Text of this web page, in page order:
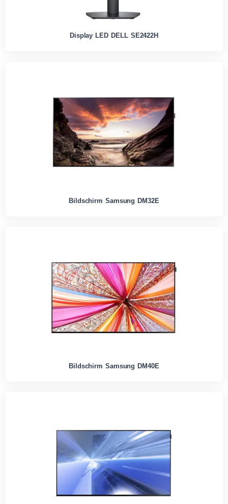
Display LED DELL SE2422H
Bildschirm Samsung DM32E
Bildschirm Samsung DM40E